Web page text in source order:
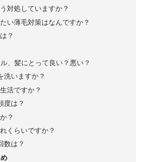
対処していますか？
い薄毛対策はなんですか？
？
、髪にとって良い？悪い？
洗いますか？
活ですか？
度は？
？
くらいですか？
数は？